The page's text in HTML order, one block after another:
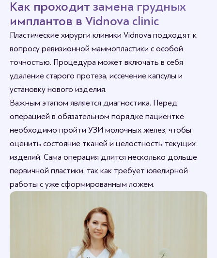
Как проходит замена грудных
имплантов в Vidnova clinic
Пластические хирурги клиники Vidnova подходят к
вопросу ревизионной маммопластики с особой
точностью. Процедура может включать в себя
удаление старого протеза, иссечение капсулы и
установку нового изделия.
Важным этапом является диагностика. Перед
операцией в обязательном порядке пациентке
необходимо пройти УЗИ молочных желез, чтобы
оценить состояние тканей и целостность текущих
изделий. Сама операция длится несколько дольше
первичной пластики, так как требует ювелирной
работы с уже сформированным ложем.